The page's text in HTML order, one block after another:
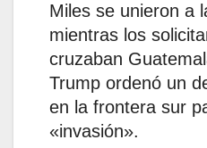
Miles se unieron a
mientras los
cruzaban
Trump ordenó un
en la frontera sur
«invasión».